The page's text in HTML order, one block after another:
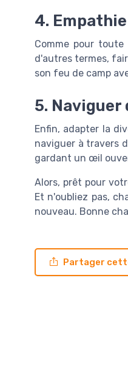
4.
Comme pour
d'autres termes,
son feu de camp
5. Naviguer
Enfin, adapter la
naviguer à travers
gardant un œil
Alors, prêt pour
Et n'oubliez pas,
nouveau. Bonne
Partager